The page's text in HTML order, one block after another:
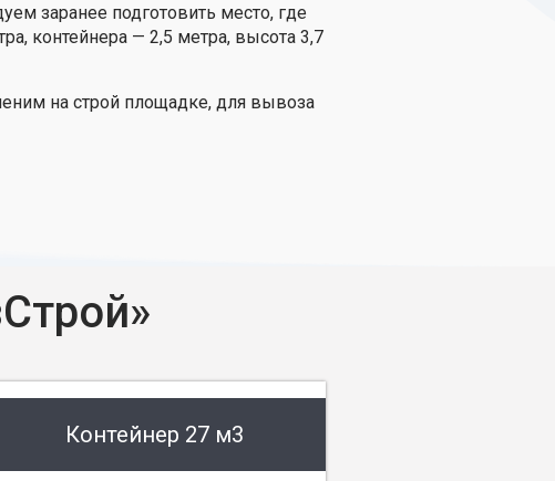
заранее подготовить место, где
контейнера — 2,5 метра, высота 3,7
на строй площадке, для вывоза
Контейнер 27 м3